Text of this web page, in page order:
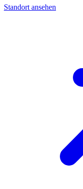
Standort ansehen